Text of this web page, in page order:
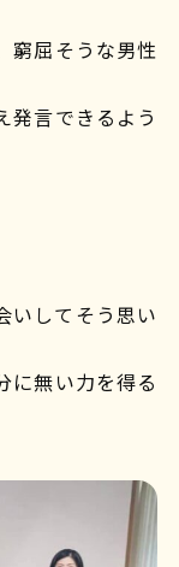
窮屈そうな男性
発言できるよう
してそう思い
に無い力を得る